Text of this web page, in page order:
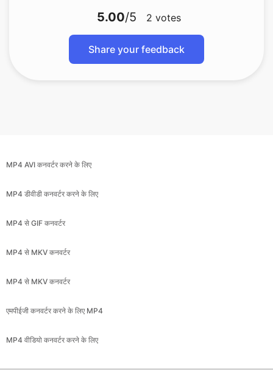
5.00/5 2 votes
Share your feedback
MP4 AVI कनवर्टर करने के लिए
MP4 डीवीडी कनवर्टर करने के लिए
MP4 से GIF कनवर्टर
MP4 से MKV कनवर्टर
MP4 से MKV कनवर्टर
एमपीईजी कनवर्टर करने के लिए MP4
MP4 वीडियो कनवर्टर करने के लिए